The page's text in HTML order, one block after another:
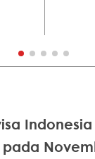
pada